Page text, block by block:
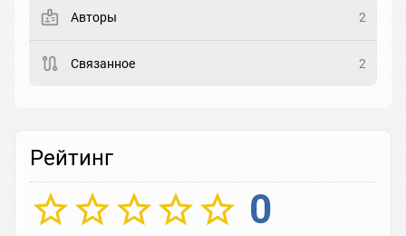
Рейтинг
Выберите реакцию
Авторы 2
Связанное 2
Рейтинг
0